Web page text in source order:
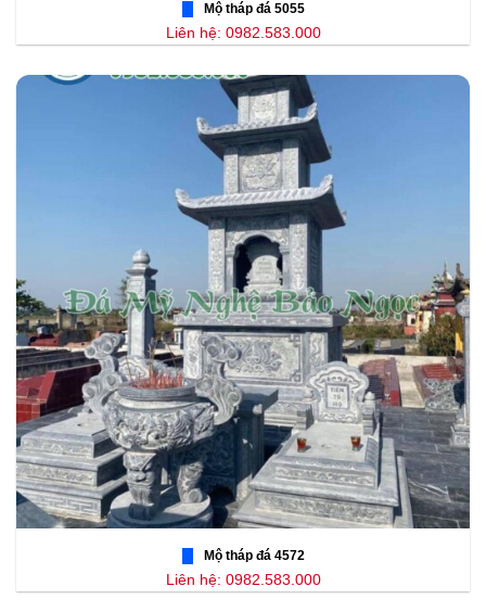
Mộ tháp đá 5055
Liên hệ: 0982.583.000
Mộ tháp đá 4572
Liên hệ: 0982.583.000